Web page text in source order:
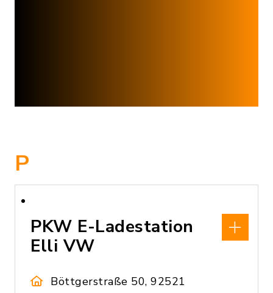
P
PKW E-Ladestation
Elli VW
Böttgerstraße 50, 92521